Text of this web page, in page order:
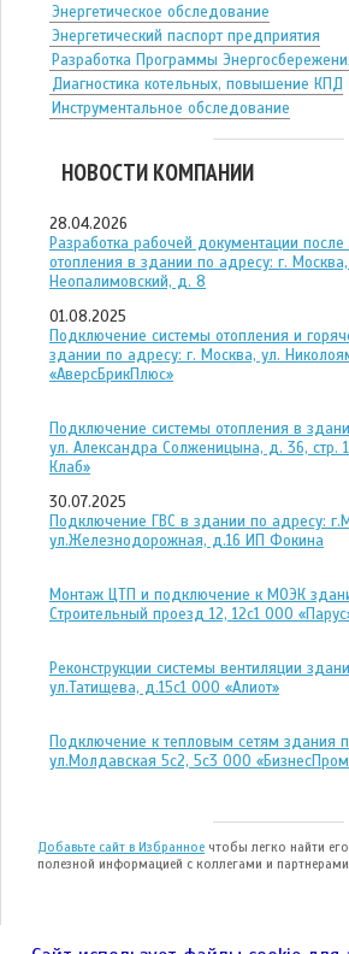
Энергетическое обследование
Энергетический паспорт предприятия
Разработка Программы
Диагностика котельных, повышение КПД
Инструментальное обследование
НОВОСТИ КОМПАНИИ
28.04.2026
Разработка рабочей документации
отопления в здании по адресу: г.
Неопалимовский, д. 8
01.08.2025
Подключение системы отопления и
здании по адресу: г. Москва, ул.
«АверсБрикПлюс»
Подключение системы отопления в
ул. Александра Солженицына, д. 36, стр.
Клаб»
30.07.2025
Подключение ГВС в здании по адресу:
ул.Железнодорожная, д.16 ИП Фокина
Монтаж ЦТП и подключение к МОЭК
Строительный проезд 12, 12с1 ООО
Реконструкции системы вентиляции
ул.Татищева, д.15с1 ООО «Алиот»
Подключение к тепловым сетям здания
ул.Молдавская 5с2, 5с3 ООО
Добавьте сайт в Избранное чтобы легко найти
полезной информацией с коллегами и